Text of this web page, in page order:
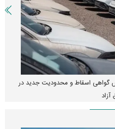
گواهی اسقاط و محدودیت جدید در
آزاد